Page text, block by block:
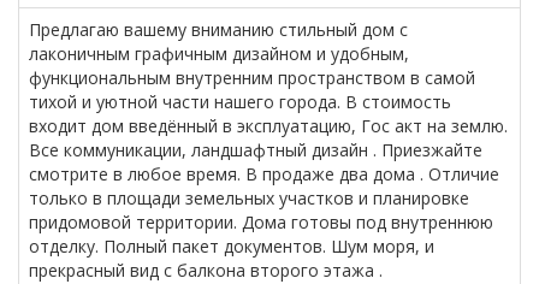
Предлагаю вашему вниманию стильный дом с
лаконичным графичным дизайном и удобным,
функциональным внутренним пространством в самой
тихой и уютной части нашего города. В стоимость
входит дом введённый в эксплуатацию, Гос акт на землю.
Все коммуникации, ландшафтный дизайн . Приезжайте
смотрите в любое время. В продаже два дома . Отличие
только в площади земельных участков и планировке
придомовой территории. Дома готовы под внутреннюю
отделку. Полный пакет документов. Шум моря, и
прекрасный вид с балкона второго этажа .